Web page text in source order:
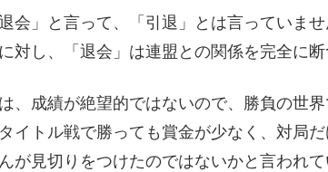
会」と言って、「引退」とは言っていま
対し、「退会」は連盟との関係を完全に
、成績が絶望的ではないので、勝負の世
イトル戦で勝っても賞金が少なく、対局
が見切りをつけたのではないかと言われて